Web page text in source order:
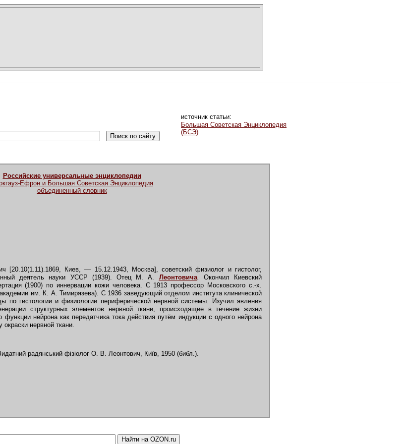
источник статьи:
Большая Советская Энциклопедия
(БСЭ)
Российские универсальные энциклопедии
Ефрон и Большая Советская Энциклопедия
объединенный словник
[20.10(1.11).1869, Киев, — 15.12.1943, Москва], советский физиолог и гистолог,
деятель науки УССР (1939). Отец М. А. Леонтовича. Окончил Киевский
(1900) по иннервации кожи человека. С 1913 профессор Московского с.-х.
им. К. А. Тимирязева). С 1936 заведующий отделом института клинической
гистологии и физиологии периферической нервной системы. Изучил явления
структурных элементов нервной ткани, происходящие в течение жизни
нейрона как передатчика тока действия путём индукции с одного нейрона
нервной ткани.
радянський фiзioлог О. В. Леонтович, Київ, 1950 (библ.).